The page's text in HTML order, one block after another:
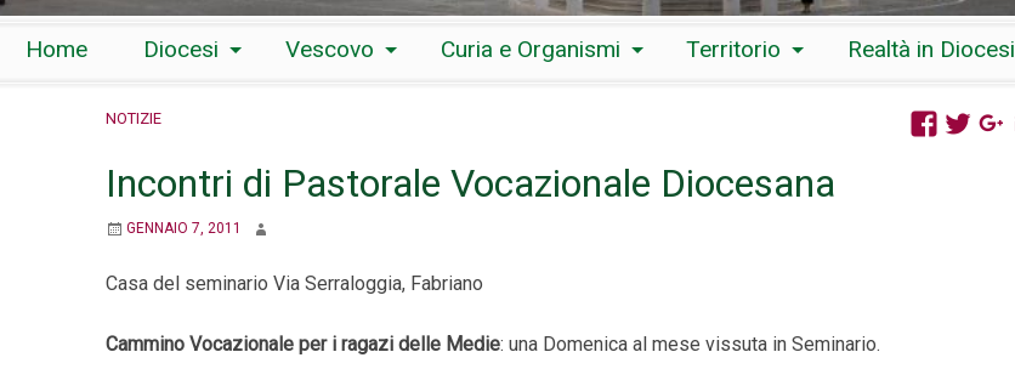
Home Diocesi Vescovo Curia e Organismi Territorio Realtà in Diocesi
NOTIZIE
Incontri di Pastorale Vocazionale Diocesana
GENNAIO 7, 2011
Casa del seminario Via Serraloggia, Fabriano
Cammino Vocazionale per i ragazi delle Medie: una Domenica al mese vissuta in Seminario.